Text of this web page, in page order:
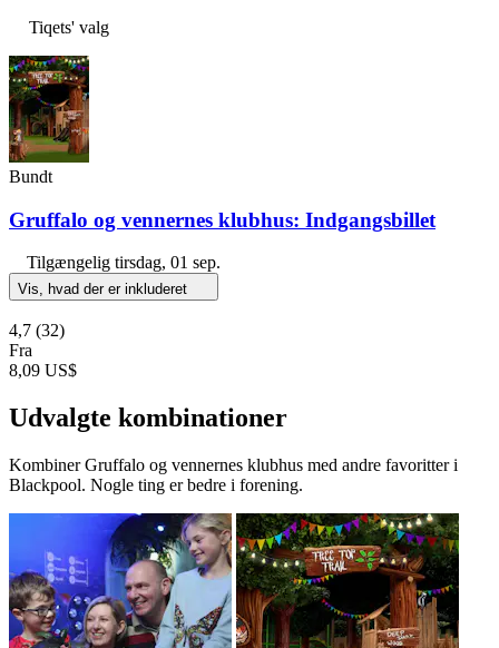
Tiqets' valg
Bundt
Gruffalo og vennernes klubhus: Indgangsbillet
Tilgængelig tirsdag, 01 sep.
Vis, hvad der er inkluderet
4,7 (32)
Fra
8,09 US$
Udvalgte kombinationer
Kombiner Gruffalo og vennernes klubhus med andre favoritter i
Blackpool. Nogle ting er bedre i forening.